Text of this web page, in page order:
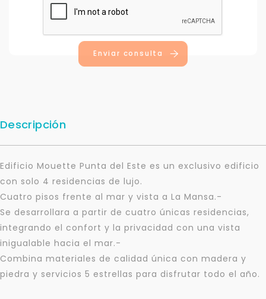
Enviar consulta
Descripción
Edificio Mouette Punta del Este es un exclusivo edificio
con solo 4 residencias de lujo.
Cuatro pisos frente al mar y vista a La Mansa.-
Se desarrollara a partir de cuatro únicas residencias,
integrando el confort y la privacidad con una vista
inigualable hacia el mar.-
Combina materiales de calidad única con madera y
piedra y servicios 5 estrellas para disfrutar todo el año.